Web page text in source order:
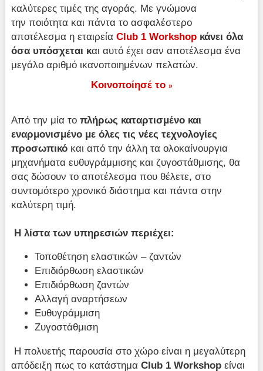
καλύτερες τιμές της αγοράς. Με γνώμονα
την ποιότητα και πάντα το ασφαλέστερο
αποτέλεσμα η εταιρείαClub 1 Workshop κάνει όλα
όσα υπόσχεται και αυτό έχει σαν αποτέλεσμα ένα
μεγάλο αριθμό ικανοποιημένων πελατών.
Κοινοποίησέ το »
Από την μία τοπλήρως καταρτισμένο και
εναρμονισμένο με όλες τις νέες τεχνολογίες
προσωπικό και από την άλλη τα ολοκαίνουργια
μηχανήματα ευθυγράμμισης και ζυγοστάθμισης, θα
σας δώσουν το αποτέλεσμα που θέλετε, στο
συντομότερο χρονικό διάστημα και πάντα στην
καλύτερη τιμή.
Η λίστα των υπηρεσιών περιέχει:
Τοποθέτηση ελαστικών – ζαντών
Επιδιόρθωση ελαστικών
Επιδιόρθωση ζαντών
Αλλαγή αναρτήσεων
Ευθυγράμμιση
Ζυγοστάθμιση
Η πολυετής παρουσία στο χώρο είναι η μεγαλύτερη
απόδειξη πως το κατάστημαClub 1 Workshop είναι